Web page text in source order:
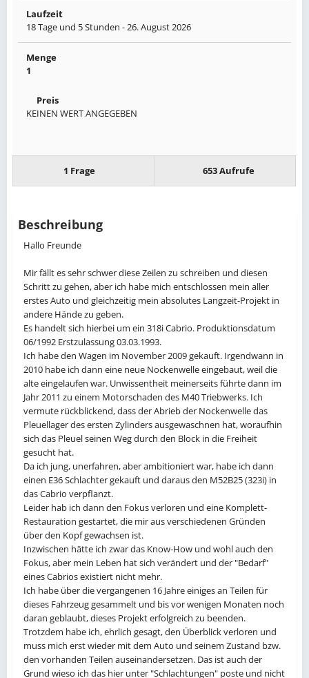
Laufzeit
18 Tage und 5 Stunden - 26. August 2026
Menge
1
Preis
KEINEN WERT ANGEGEBEN
1 Frage 653 Aufrufe
Beschreibung
Hallo Freunde
Mir fällt es sehr schwer diese Zeilen zu schreiben und diesen
Schritt zu gehen, aber ich habe mich entschlossen mein aller
erstes Auto und gleichzeitig mein absolutes Langzeit-Projekt in
andere Hände zu geben.
Es handelt sich hierbei um ein 318i Cabrio. Produktionsdatum
06/1992 Erstzulassung 03.03.1993.
Ich habe den Wagen im November 2009 gekauft. Irgendwann in
2010 habe ich dann eine neue Nockenwelle eingebaut, weil die
alte eingelaufen war. Unwissentheit meinerseits führte dann im
Jahr 2011 zu einem Motorschaden des M40 Triebwerks. Ich
vermute rückblickend, dass der Abrieb der Nockenwelle das
Pleuellager des ersten Zylinders ausgewaschnen hat, woraufhin
sich das Pleuel seinen Weg durch den Block in die Freiheit
gesucht hat.
Da ich jung, unerfahren, aber ambitioniert war, habe ich dann
einen E36 Schlachter gekauft und daraus den M52B25 (323i) in
das Cabrio verpflanzt.
Leider hab ich dann den Fokus verloren und eine Komplett-
Restauration gestartet, die mir aus verschiedenen Gründen
über den Kopf gewachsen ist.
Inzwischen hätte ich zwar das Know-How und wohl auch den
Fokus, aber mein Leben hat sich verändert und der "Bedarf"
eines Cabrios existiert nicht mehr.
Ich habe über die vergangenen 16 Jahre einiges an Teilen für
dieses Fahrzeug gesammelt und bis vor wenigen Monaten noch
daran geblaubt, dieses Projekt erfolgreich zu beenden.
Trotzdem habe ich, ehrlich gesagt, den Überblick verloren und
muss mich erst wieder mit dem Auto und seinem Zustand bzw.
den vorhanden Teilen auseinandersetzen. Das ist auch der
Grund wieso ich das hier unter "Schlachtungen" poste und nicht